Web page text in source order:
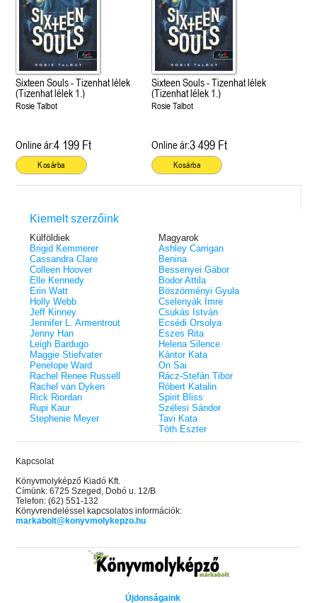
Sixteen Souls - Tizenhat lélek
(Tizenhat lélek 1.)
Rosie Talbot
Online ár:4 199 Ft
Kosárba
Sixteen Souls - Tizenhat lélek
(Tizenhat lélek 1.)
Rosie Talbot
Online ár:3 499 Ft
Kosárba
Kiemelt szerzőink
Külföldiek
Brigid Kemmerer
Cassandra Clare
Colleen Hoover
Elle Kennedy
Erin Watt
Holly Webb
Jeff Kinney
Jennifer L. Armentrout
Jenny Han
Leigh Bardugo
Maggie Stiefvater
Penelope Ward
Rachel Renee Russell
Rachel van Dyken
Rick Riordan
Rupi Kaur
Stephenie Meyer
Magyarok
Ashley Carrigan
Benina
Bessenyei Gábor
Bodor Attila
Böszörményi Gyula
Cselenyák Imre
Csukás István
Ecsédi Orsolya
Eszes Rita
Helena Silence
Kántor Kata
On Sai
Rácz-Stefán Tibor
Róbert Katalin
Spirit Bliss
Szélesi Sándor
Tavi Kata
Tóth Eszter
Kapcsolat
Könyvmolyképző Kiadó Kft.
Címünk: 6725 Szeged, Dobó u. 12/B
Telefon: (62) 551-132
Könyvrendeléssel kapcsolatos információk:
markabolt@konyvmolykepzo.hu
Újdonságaink